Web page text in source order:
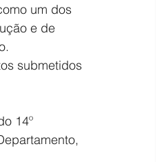
um dos
e de
submetidos
14º